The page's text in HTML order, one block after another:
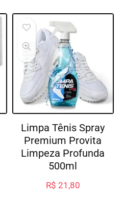
Limpa Tênis Spray
Premium Provita
Limpeza Profunda
500ml
R$ 21,80